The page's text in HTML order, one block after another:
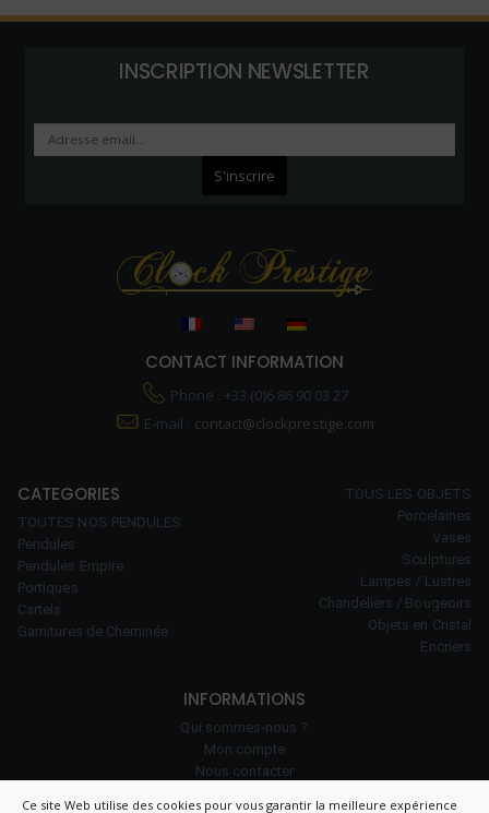
Ce site Web utilise des cookies pour vous garantir la meilleure expérience
INSCRIPTION NEWSLETTER
CONTACT INFORMATION
Phone : +33 (0)6 86 90 03 27
E-mail : contact@clockprestige.com
CATEGORIES
TOUTES NOS PENDULES
Pendules
Pendules Empire
Portiques
Cartels
Garnitures de Cheminée
TOUS LES OBJETS
Porcelaines
Vases
Sculptures
Lampes / Lustres
Chandeliers / Bougeoirs
Objets en Cristal
Encriers
INFORMATIONS
Qui sommes-nous ?
Mon compte
Nous contacter